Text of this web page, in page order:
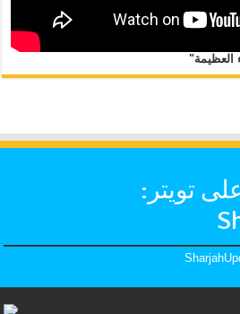
العظيمة"
تويتر: